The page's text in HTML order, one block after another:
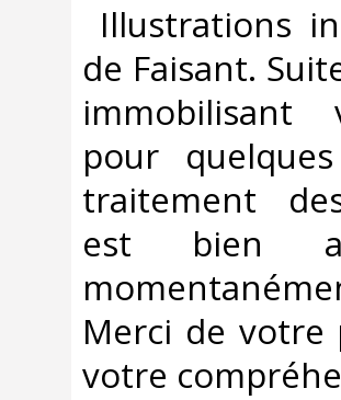
Illustrations
de Faisant.
immobilisant
pour
traitement
est bien
Merci de votre
votre